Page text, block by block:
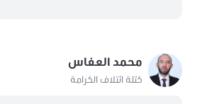
محمد العفاس
كتلة ائتلاف الكرامة